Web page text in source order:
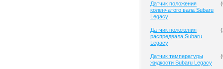
Датчик положения
коленчатого вала Subaru
Legacy
(
Датчик положения
распредвала Subaru
Legacy
(
Датчик температуры
жидкости Subaru Legacy
(